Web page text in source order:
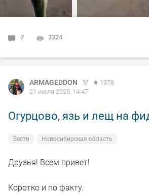
удалось.
Как то так, всем добра и НХНЧ.
#DUNAEV #dunaevmedia
#DunaevНовосибирск
7 2324
ARMAGEDDON
1978
21 июля 2025, 14:47
Огурцово, язь и лещ на
Вести Новосибирская область
Друзья! Всем привет!
Коротко и по факту.